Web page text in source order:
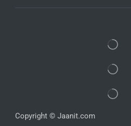
Copyright © Jaanit.com